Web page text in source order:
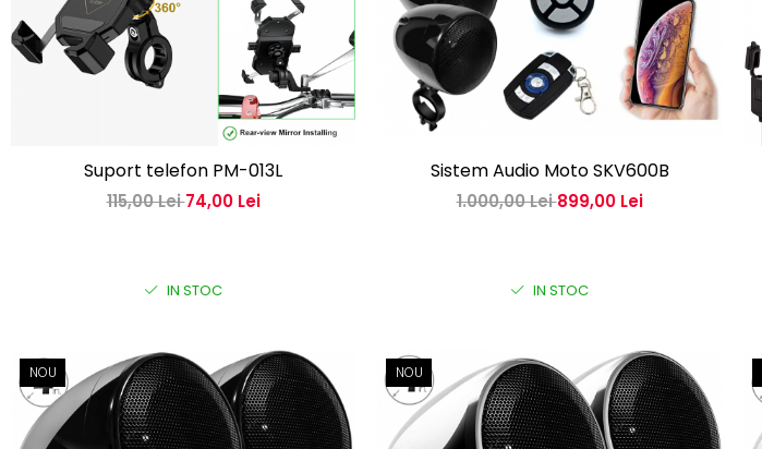
Suport telefon PM-013L
115,00 Lei74,00 Lei
IN STOC
Sistem Audio Moto SKV600B
1.000,00 Lei899,00 Lei
IN STOC
NOU NOU